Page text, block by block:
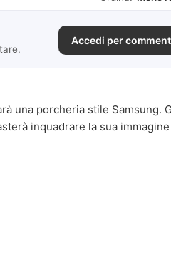
Accedi per
una porcheria stile Samsung.
inquadrare la sua